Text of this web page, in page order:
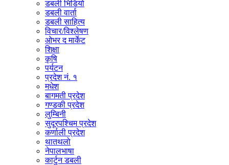
डबली भिडियो
डबली वार्ता
डबली साहित्य
विचार/विश्‍लेषण
ओभर द मार्केट
शिक्षा
कृषि
पर्यटन
प्रदेश नं. १
मधेश
बागमती प्रदेश
गण्डकी प्रदेश
लुम्बिनी
सुदूरपश्चिम प्रदेश
कर्णाली प्रदेश
थातथलो
नेपालभाषा
कार्टुन डबली